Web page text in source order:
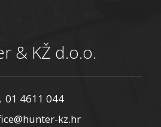
& KŽ d.o.o.
01 4611 044
kz.hr